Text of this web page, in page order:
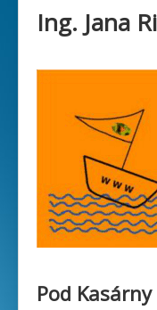
Ing. Jana
Pod